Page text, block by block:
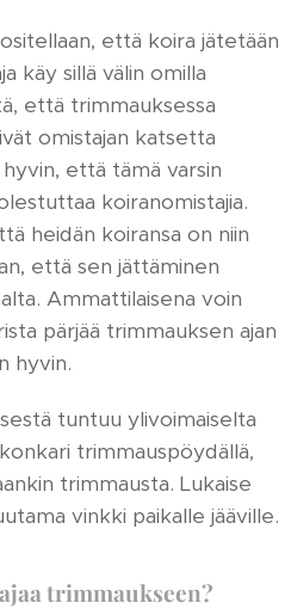
että koira jätetään
käy sillä välin omilla
että trimmauksessa
omistajan katsetta
että tämä varsin
koiranomistajia.
heidän koiransa on niin
että sen jättäminen
Ammattilaisena voin
pärjää trimmauksen ajan
hyvin.
tuntuu ylivoimaiselta
trimmauspöydällä,
trimmausta. Lukaise
vinkki paikalle jääville.
trimmaukseen?